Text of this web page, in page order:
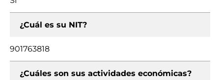
¿Cuál es su NIT?
901763818
¿Cuáles son sus actividades económicas?